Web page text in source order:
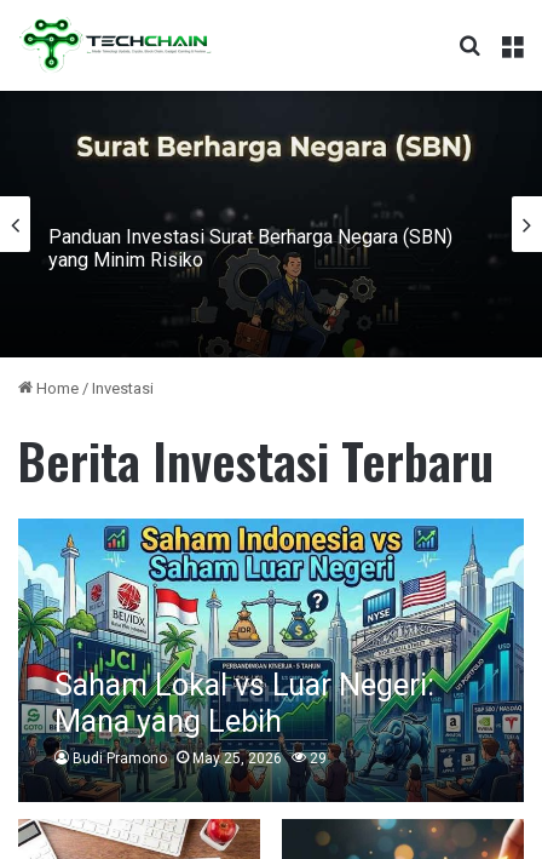
Panduan Investasi Surat Berharga Negara (SBN)
yang Minim Risiko
Home / Investasi
Berita Investasi Terbaru
Saham Lokal vs Luar Negeri:
Mana yang Lebih
Menguntungkan?
Budi Pramono May 25, 2026 29